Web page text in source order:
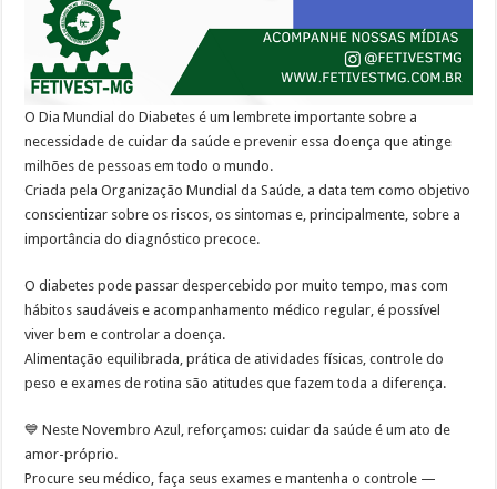
O Dia Mundial do Diabetes é um lembrete importante sobre a
necessidade de cuidar da saúde e prevenir essa doença que atinge
milhões de pessoas em todo o mundo.
Criada pela Organização Mundial da Saúde, a data tem como objetivo
conscientizar sobre os riscos, os sintomas e, principalmente, sobre a
importância do diagnóstico precoce.
O diabetes pode passar despercebido por muito tempo, mas com
hábitos saudáveis e acompanhamento médico regular, é possível
viver bem e controlar a doença.
Alimentação equilibrada, prática de atividades físicas, controle do
peso e exames de rotina são atitudes que fazem toda a diferença.
💙 Neste Novembro Azul, reforçamos: cuidar da saúde é um ato de
amor-próprio.
Procure seu médico, faça seus exames e mantenha o controle —